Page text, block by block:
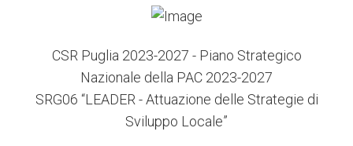
CSR Puglia 2023-2027 - Piano Strategico
Nazionale della PAC 2023-2027
SRG06 “LEADER - Attuazione delle Strategie di
Sviluppo Locale”